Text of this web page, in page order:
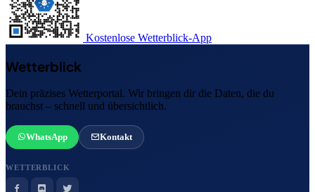
Kostenlose Wetterblick-App
Wetterblick
Dein präzises Wetterportal. Wir bringen dir die Daten, die du
brauchst – schnell und übersichtlich.
WhatsApp Kontakt
WETTERBLICK